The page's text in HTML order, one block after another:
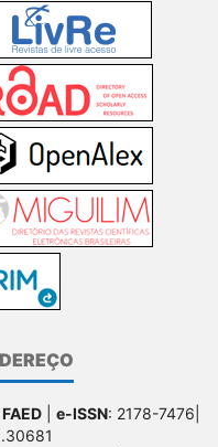
FAED e-ISSN: 2178-7476|